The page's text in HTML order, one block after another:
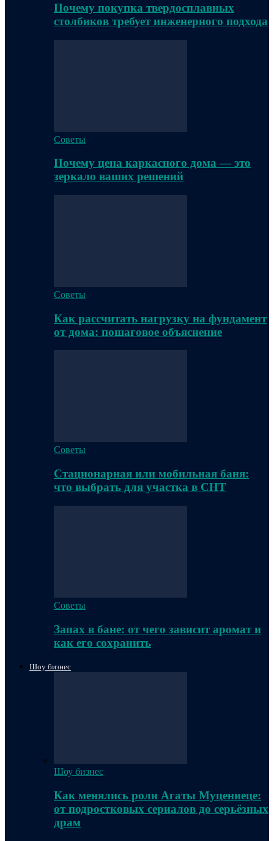
Почему покупка твердосплавных
столбиков требует инженерного подхода
Советы
Почему цена каркасного дома — это
зеркало ваших решений
Советы
Как рассчитать нагрузку на фундамент
от дома: пошаговое объяснение
Советы
Стационарная или мобильная баня:
что выбрать для участка в СНТ
Советы
Запах в бане: от чего зависит аромат и
как его сохранить
Шоу бизнес
Шоу бизнес
Как менялись роли Агаты Муцениеце:
от подростковых сериалов до серьёзных
драм